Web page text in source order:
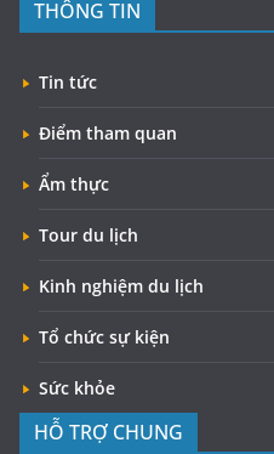
THÔNG TIN
Tin tức
Điểm tham quan
Ẩm thực
Tour du lịch
Kinh nghiệm du lịch
Tổ chức sự kiện
Sức khỏe
HỖ TRỢ CHUNG